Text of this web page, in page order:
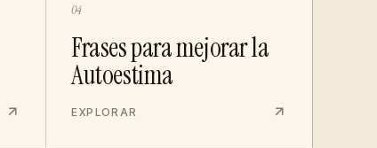
04
Frases para mejorar la
Autoestima
EXPLORAR